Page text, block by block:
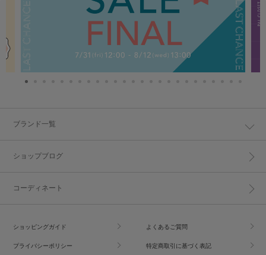
ブランド一覧
ショップブログ
コーディネート
ショッピングガイド よくあるご質問
プライバシーポリシー 特定商取引に基づく表記